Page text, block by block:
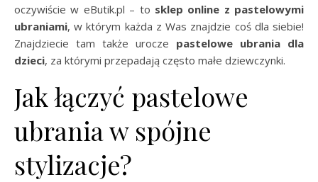
oczywiście w eButik.pl – to sklep online z pastelowymi
ubraniami, w którym każda z Was znajdzie coś dla siebie!
Znajdziecie tam także urocze pastelowe ubrania dla
dzieci, za którymi przepadają często małe dziewczynki.
Jak łączyć pastelowe
ubrania w spójne
stylizacje?